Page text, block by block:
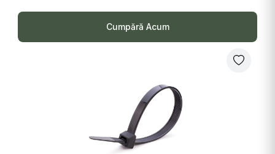
Cumpără Acum